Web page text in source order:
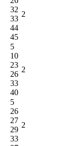
32
33
44
45
2
5
10
23
26
33
40
2
5
26
27
29
33
2